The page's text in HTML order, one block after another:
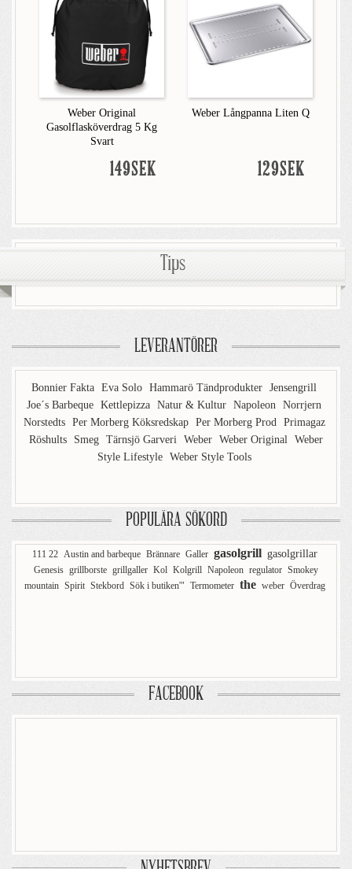
Weber Original
Gasolflasköverdrag 5 Kg
Svart
149SEK
Weber Långpanna Liten Q
129SEK
Tips
LEVERANTÖRER
Bonnier Fakta Eva Solo Hammarö Tändprodukter Jensengrill
Joe´s Barbeque Kettlepizza Natur & Kultur Napoleon Norrjern
Norstedts Per Morberg Köksredskap Per Morberg Prod Primagaz
Röshults
Smeg Tärnsjö Garveri Weber Weber Original Weber
Style Lifestyle Weber Style Tools
POPULÄRA SÖKORD
111 22 Austin and barbeque Brännare Galler gasolgrill gasolgrillar
Genesis grillborste grillgaller Kol Kolgrill Napoleon regulator Smokey
mountain Spirit Stekbord Sök i butiken'" Termometer the weber Överdrag
FACEBOOK